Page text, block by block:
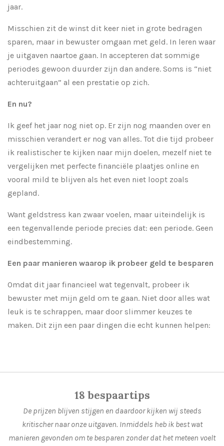
jaar.
Misschien zit de winst dit keer niet in grote bedragen
sparen, maar in bewuster omgaan met geld. In leren waar
je uitgaven naartoe gaan. In accepteren dat sommige
periodes gewoon duurder zijn dan andere. Soms is “niet
achteruitgaan” al een prestatie op zich.
En nu?
Ik geef het jaar nog niet op. Er zijn nog maanden over en
misschien verandert er nog van alles. Tot die tijd probeer
ik realistischer te kijken naar mijn doelen, mezelf niet te
vergelijken met perfecte financiële plaatjes online en
vooral mild te blijven als het even niet loopt zoals
gepland.
Want geldstress kan zwaar voelen, maar uiteindelijk is
een tegenvallende periode precies dat: een periode. Geen
eindbestemming.
Een paar manieren waarop ik probeer geld te besparen
Omdat dit jaar financieel wat tegenvalt, probeer ik
bewuster met mijn geld om te gaan. Niet door alles wat
leuk is te schrappen, maar door slimmer keuzes te
maken. Dit zijn een paar dingen die echt kunnen helpen:
18 bespaartips
De prijzen blijven stijgen en daardoor kijken wij steeds
kritischer naar onze uitgaven. Inmiddels heb ik best wat
manieren gevonden om te besparen zonder dat het meteen voelt